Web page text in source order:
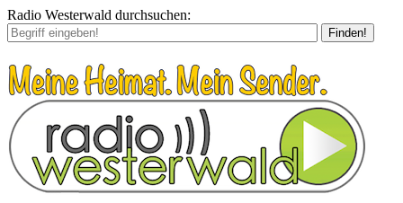
Radio Westerwald durchsuchen:
Finden!